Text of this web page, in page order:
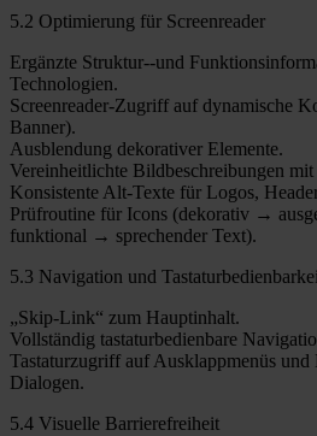
5.2 Optimierung für Screenreader
Ergänzte Struktur‑-und
Technologien.
Screenreader-Zugriff auf dynamische
Banner).
Ausblendung dekorativer Elemente.
Vereinheitlichte Bildbeschreibungen
Konsistente Alt-Texte für Logos,
Prüfroutine für Icons (dekorativ →
funktional → sprechender Text).
5.3 Navigation und
„Skip-Link“ zum Hauptinhalt.
Vollständig tastaturbedienbare
Tastaturzugriff auf Ausklappmenüs
Dialogen.
5.4 Visuelle Barrierefreiheit